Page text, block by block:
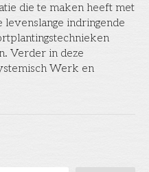
die te maken heeft met
levenslange indringende
Verder in deze
Werk en